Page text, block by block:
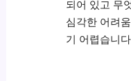
되어 있고 무
심각한 어려
기 어렵습니